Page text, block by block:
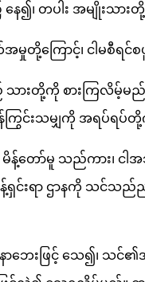
တပါး အမျိုးသား
တို့ကြောင့်၊ ငါမစီရ
တို့ကို စားကြလိမ့်မည်
ကြွင်းသမျှကို အရပ်ရပ်
မိန့်တော်မူ သည်ကား၊
ရှင်းရာ ဌာနကို သင်သည်
ေးဖြင့် သေ၍၊ သင်၏